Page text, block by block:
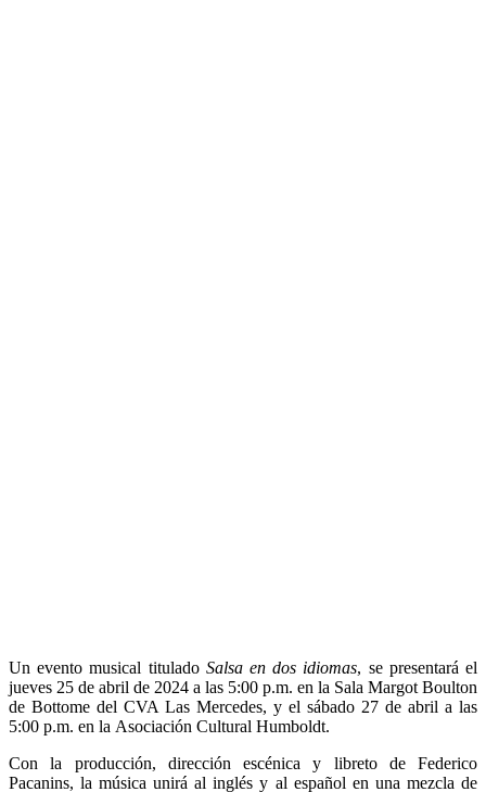
Un evento musical titulado Salsa en dos idiomas, se presentará el
jueves 25 de abril de 2024 a las 5:00 p.m. en la Sala Margot Boulton
de Bottome del CVA Las Mercedes, y el sábado 27 de abril a las
5:00 p.m. en la Asociación Cultural Humboldt.
Con la producción, dirección escénica y libreto de Federico
Pacanins, la música unirá al inglés y al español en una mezcla de